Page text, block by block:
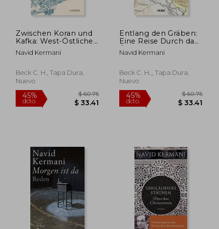
45%
dcto.
$ 57.40 40%
dcto.
Zwischen Koran und
Kafka: West-Östliche
Erkundungen (en
Alemán)
Navid Kermani
Beck C. H., Tapa Dura,
Nuevo
Entlang den Gräben:
Eine Reise Durch das
Östliche Europa bis
Nach Isfahan (en
Navid Kermani
Beck C. H.,, Tapa Dura,
Nuevo